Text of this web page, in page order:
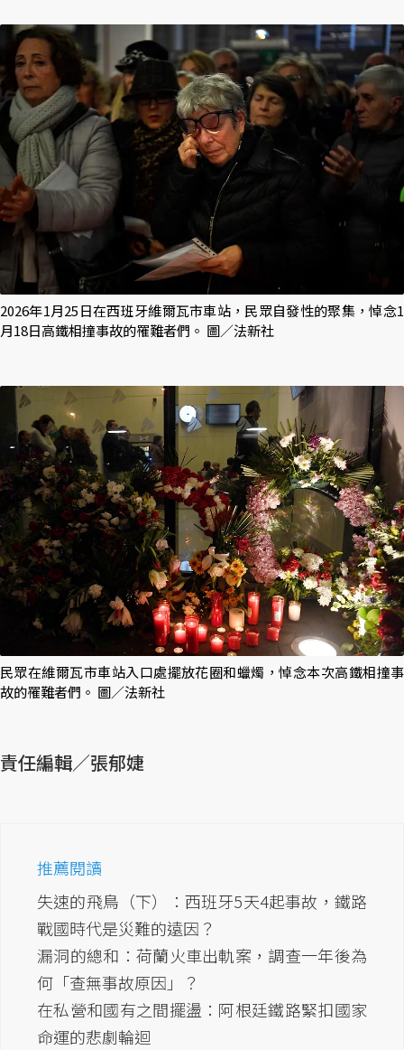
2026年1月25日在西班牙維爾瓦市車站，民眾自發性的聚集，悼念1
月18日高鐵相撞事故的罹難者們。 圖／法新社
民眾在維爾瓦市車站入口處擺放花圈和蠟燭，悼念本次高鐵相撞事
故的罹難者們。 圖／法新社
責任編輯／張郁婕
推薦閱讀
失速的飛鳥（下）：西班牙5天4起事故，鐵路
戰國時代是災難的遠因？
漏洞的總和：荷蘭火車出軌案，調查一年後為
何「查無事故原因」？
在私營和國有之間擺盪：阿根廷鐵路緊扣國家
命運的悲劇輪迴